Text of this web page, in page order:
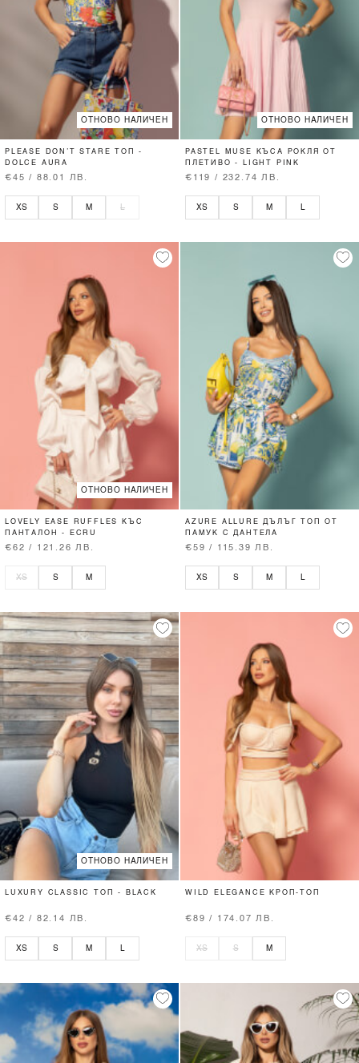
ОТНОВО НАЛИЧЕН
PLEASE DON’T STARE ТОП -
DOLCE AURA
€45 / 88.01 ЛВ.
XS S M L
ОТНОВО НАЛИЧЕН
PASTEL MUSE КЪСА РОКЛЯ ОТ
ПЛЕТИВО - LIGHT PINK
€119 / 232.74 ЛВ.
XS S M
ОТНОВО НАЛИЧЕН
LOVELY EASE RUFFLES КЪС
ПАНТАЛОН - ECRU
€62 / 121.26 ЛВ.
XS S M
AZURE ALLURE ДЪЛЪГ ТОП ОТ
ПАМУК С ДАНТЕЛА
€59 / 115.39 ЛВ.
XS S M L
ОТНОВО НАЛИЧЕН
LUXURY CLASSIC ТОП - BLACK
€42 / 82.14 ЛВ.
XS S M
WILD ELEGANCE КРОП-ТОП
€89 / 174.07 ЛВ.
XS S M